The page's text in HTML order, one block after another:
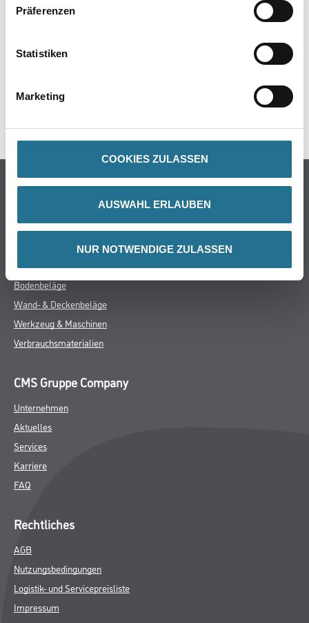
Präferenzen
Statistiken
Marketing
COOKIES ZULASSEN
AUSWAHL ERLAUBEN
NUR NOTWENDIGE ZULASSEN
ZUSATZINFOS
GEFAHRENHINWEISE
Online-Shop
WDV-Systeme
Putze- und Spachtelmassen
Bodenbeläge
Wand- & Deckenbeläge
Werkzeug & Maschinen
Verbrauchsmaterialien
CMS Gruppe Company
Unternehmen
Aktuelles
Services
Karriere
FAQ
Rechtliches
AGB
Nutzungsbedingungen
Logistik- und Servicepreisliste
Impressum